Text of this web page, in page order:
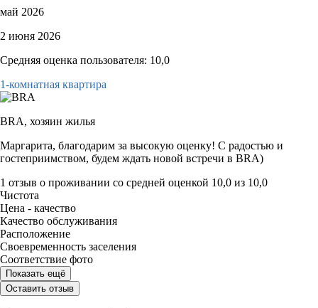
май 2026
2 июня 2026
Средняя оценка пользователя: 10,0
1-комнатная квартира
BRA, хозяин жилья
Маргарита, благодарим за высокую оценку! С радостью и
гостеприимством, будем ждать новой встречи в BRA)
1 отзыв о проживании со средней оценкой 10,0 из 10,0
Чистота
Цена - качество
Качество обслуживания
Расположение
Своевременность заселения
Соответствие фото
Показать ещё
Оставить отзыв